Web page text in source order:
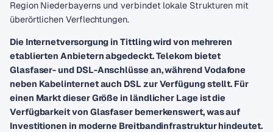
Region Niederbayerns und verbindet lokale Strukturen mit
überörtlichen Verflechtungen.
Die Internetversorgung in Tittling wird von mehreren
etablierten Anbietern abgedeckt. Telekom bietet
Glasfaser- und DSL-Anschlüsse an, während Vodafone
neben Kabelinternet auch DSL zur Verfügung stellt. Für
einen Markt dieser Größe in ländlicher Lage ist die
Verfügbarkeit von Glasfaser bemerkenswert, was auf
Investitionen in moderne Breitbandinfrastruktur hindeutet.